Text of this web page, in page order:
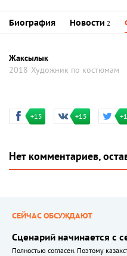
Биография Новости 2
Жаксылык
2018 Художник по костюмам
+15 +15
Нет комментариев,
СЕЙЧАС ОБСУЖДАЮТ
Сценарий начинается с
Полностью согласен. Поэтому